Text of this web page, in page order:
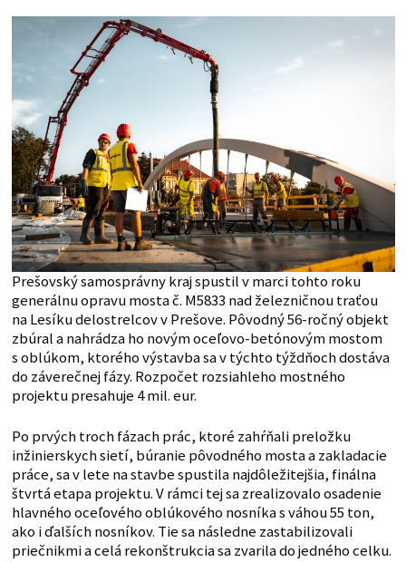
Prešovský samosprávny kraj spustil v marci tohto roku
generálnu opravu mosta č. M5833 nad železničnou traťou
na Lesíku delostrelcov v Prešove. Pôvodný 56-ročný objekt
zbúral a nahrádza ho novým oceľovo-betónovým mostom
s oblúkom, ktorého výstavba sa v týchto týždňoch dostáva
do záverečnej fázy. Rozpočet rozsiahleho mostného
projektu presahuje 4 mil. eur.
Po prvých troch fázach prác, ktoré zahŕňali preložku
inžinierskych sietí, búranie pôvodného mosta a zakladacie
práce, sa v lete na stavbe spustila najdôležitejšia, finálna
štvrtá etapa projektu. V rámci tej sa zrealizovalo osadenie
hlavného oceľového oblúkového nosníka s váhou 55 ton,
ako i ďalších nosníkov. Tie sa následne zastabilizovali
priečnikmi a celá rekonštrukcia sa zvarila do jedného celku.